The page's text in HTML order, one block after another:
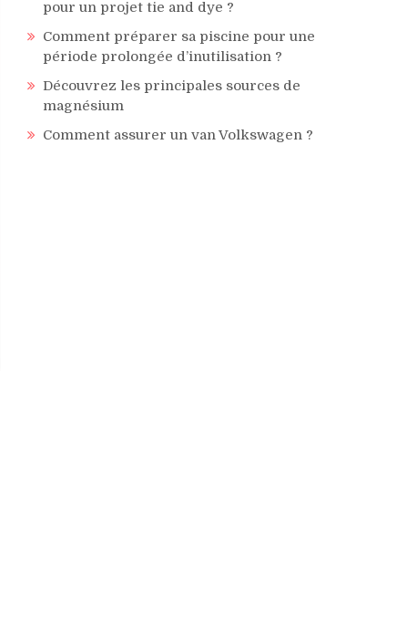
pour un projet tie and dye ?
Comment préparer sa piscine pour une
période prolongée d’inutilisation ?
Découvrez les principales sources de
magnésium
Comment assurer un van Volkswagen ?